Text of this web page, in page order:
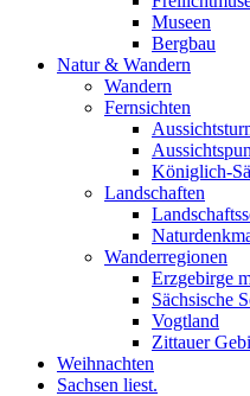
Museen
Bergbau
Natur & Wandern
Wandern
Fernsichten
Königlich-
Landschaften
Wanderregionen
Erzgebirge
Sächsische
Vogtland
Zittauer
Weihnachten
Sachsen liest.